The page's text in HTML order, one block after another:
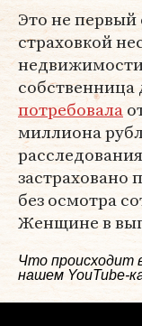
Это не
страховкой
потребовала
миллиона
без осмотра
Женщине в
Что происходит
нашем YouTube-